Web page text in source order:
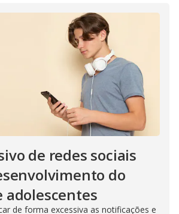
de redes sociais
do
adolescentes
de forma excessiva as notificações e